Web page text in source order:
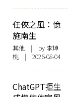
任俠之風：憶
施南生
其他 | by 李焯
桃 | 2026-08-04
ChatGPT拒生